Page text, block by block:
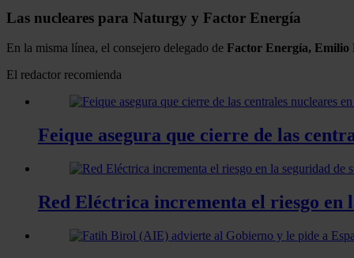
Las nucleares para Naturgy y Factor Energía
En la misma línea, el consejero delegado de Factor Energía, Emilio
El redactor recomienda
Feique asegura que cierre de las
Red Eléctrica incrementa el riesgo en